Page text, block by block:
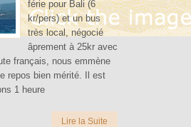
férie pour Bali (6
kr/pers) et un bus
très local, négocié
âprement à 25kr avec
français, nous emmène
repos bien mérité. Il est
1 heure
Lire la Suite